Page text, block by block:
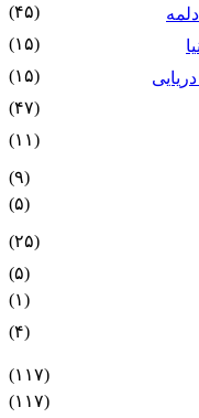
(۴۵)
(۱۵)
(۱۵)
(۴۷)
(۱۱)
(۹)
(۵)
(۲۵)
(۵)
(۱)
(۴)
(۱۱۷)
(۱۱۷)